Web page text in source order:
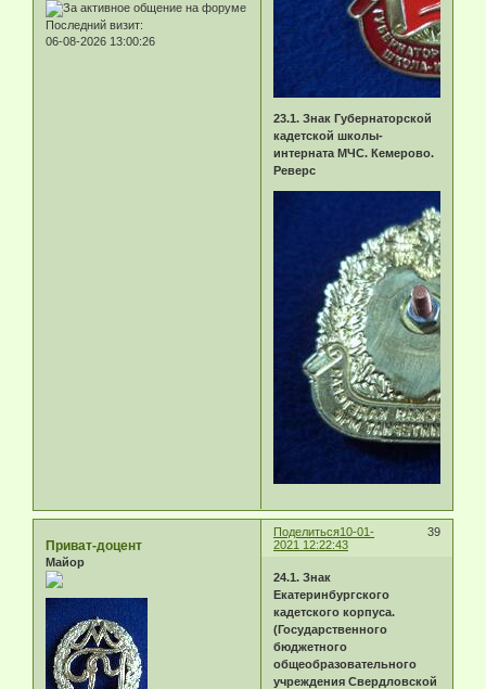
Последний визит:
06-08-2026 13:00:26
23.1. Знак Губернаторской
кадетской школы-
интерната МЧС. Кемерово.
Реверс
Поделиться 39
10-01-
2021 12:22:43
Приват-доцент
Майор
24.1. Знак
Екатеринбургского
кадетского корпуса.
(Государственного
бюджетного
общеобразовательного
учреждения Свердловской